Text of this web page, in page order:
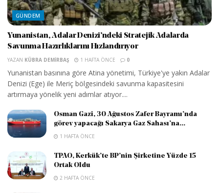
GÜNDEM
Yunanistan, Adalar Denizi’ndeki Stratejik Adalarda
Savunma Hazırlıklarını Hızlandırıyor
YAZAN KÜBRA DEMIRBAŞ 1 HAFTA ÖNCE 0
Yunanistan basınına göre Atina yönetimi, Türkiye'ye yakın Adalar
Denizi (Ege) ile Meriç bölgesindeki savunma kapasitesini
artırmaya yönelik yeni adımlar atıyor....
Osman Gazi, 30 Ağustos Zafer Bayramı’nda
görev yapacağı Sakarya Gaz Sahası’na...
1 HAFTA ÖNCE
TPAO, Kerkük’te BP’nin Şirketine Yüzde 15
Ortak Oldu
2 HAFTA ÖNCE